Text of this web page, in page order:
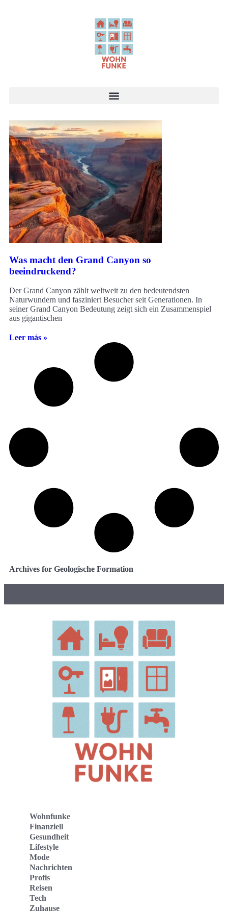
Was macht den Grand Canyon so
beeindruckend?
Der Grand Canyon zählt weltweit zu den bedeutendsten
Naturwundern und fasziniert Besucher seit Generationen. In
seiner Grand Canyon Bedeutung zeigt sich ein Zusammenspiel
aus gigantischen
Leer más »
Archives for Geologische Formation
Wohnfunke
Finanziell
Gesundheit
Lifestyle
Mode
Nachrichten
Profis
Reisen
Tech
Zuhause